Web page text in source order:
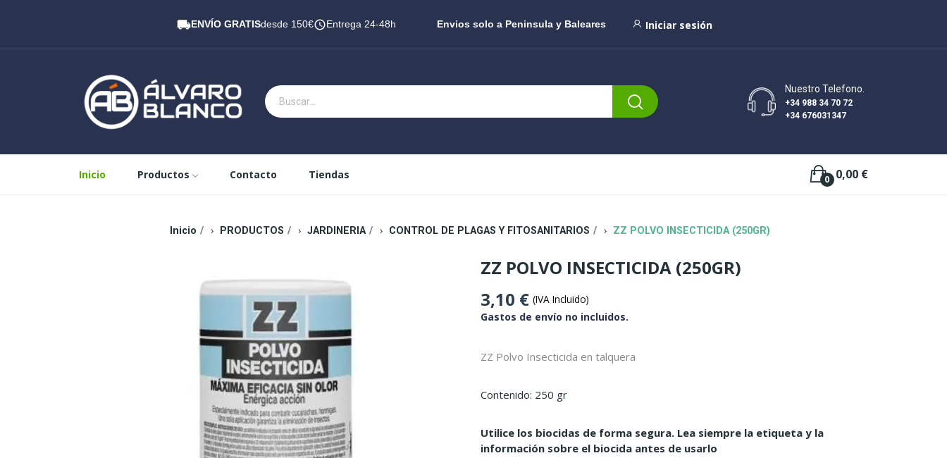
ENVÍO GRATISdesde 150€ Entrega 24-48h Envios solo a Peninsula y Baleares Iniciar sesión
Nuestro Telefono.
+34 988 34 70 72
+34 676031347
Inicio Productos Contacto Tiendas 0,00 €
0
Inicio PRODUCTOS JARDINERIA CONTROL DE PLAGAS Y FITOSANITARIOS ZZ POLVO INSECTICIDA (250GR)
ZZ POLVO INSECTICIDA (250GR)
3,10 € (IVA Incluido)
Gastos de envío no incluidos.
ZZ Polvo Insecticida en talquera
Contenido: 250 gr
Utilice los biocidas de forma segura. Lea siempre la etiqueta y la
información sobre el biocida antes de usarlo